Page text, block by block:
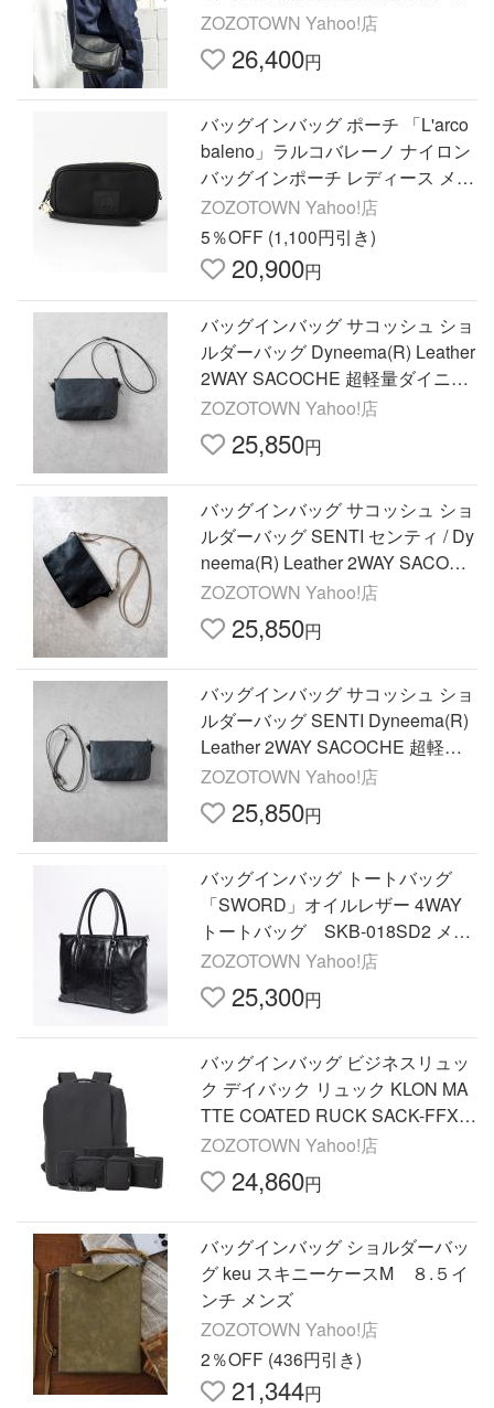
MA-LEATHER NEAT SHOULDER
BAG ウォータープルーフウォッシ
ャ…
ZOZOTOWN Yahoo!店
26,400円
バッグインバッグ ポーチ 「L'arco
baleno」ラルコバレーノ ナイロン
バッグインポーチ レディース メン
ズ
ZOZOTOWN Yahoo!店
5％OFF (1,100円引き)
20,900円
バッグインバッグ サコッシュ ショ
ルダーバッグ Dyneema(R) Leather
2WAY SACOCHE 超軽量ダイニー
マレザー2WAYサコッシュ メンズ
レディース
ZOZOTOWN Yahoo!店
25,850円
バッグインバッグ サコッシュ ショ
ルダーバッグ SENTI センティ / Dy
neema(R) Leather 2WAY SACOCH
E 超軽量ダイニーマレザー2WAYサ
コッシュ 牛革ショルダ…
ZOZOTOWN Yahoo!店
25,850円
バッグインバッグ サコッシュ ショ
ルダーバッグ SENTI Dyneema(R)
Leather 2WAY SACOCHE 超軽量
ダイニーマレザー2WAYサコッシ
ュ メンズ レディース
ZOZOTOWN Yahoo!店
25,850円
バッグインバッグ トートバッグ
「SWORD」オイルレザー 4WAY
トートバッグ SKB-018SD2 メン
ズ
ZOZOTOWN Yahoo!店
25,300円
バッグインバッグ ビジネスリュッ
ク デイバック リュック KLON MA
TTE COATED RUCK SACK-FFX0
2 メンズ レディース
ZOZOTOWN Yahoo!店
24,860円
バッグインバッグ ショルダーバッ
グ keu スキニーケースM ８.５イ
ンチ メンズ
ZOZOTOWN Yahoo!店
2％OFF (436円引き)
21,344円